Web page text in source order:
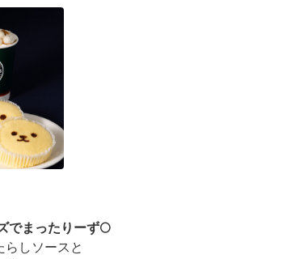
でまったりーず🌕
らしソースと